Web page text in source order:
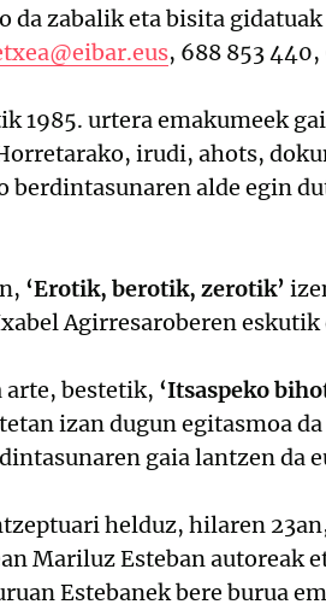
da zabalik eta bisita
, 688 853
1985. urtera emakumeek
irudi, ahots,
berdintasunaren alde egin
‘Erotik, berotik, zerotik’
Agirresaroberen
arte, bestetik, ‘Itsaspeko
izan dugun egitasmoa
gaia lantzen da
helduz, hilaren
Mariluz Esteban autoreak
Estebanek bere burua